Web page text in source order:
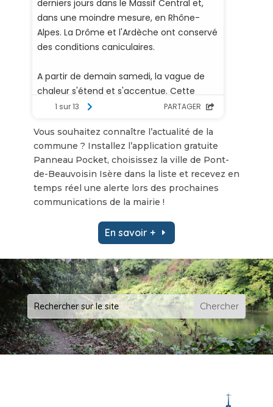
Vous souhaitez connaître l’actualité de la
commune ? Installez l’application gratuite
Panneau Pocket, choisissez la ville de Pont-
de-Beauvoisin Isère dans la liste et recevez en
temps réel une alerte lors des prochaines
communications de la mairie !
En savoir +